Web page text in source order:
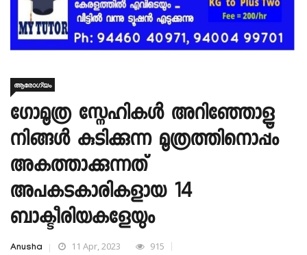
ആരോഗ്യം
ഗോമൂത്ര സ്നേഹികൾ അറിഞ്ഞോളൂ
നിങ്ങൾ കുടിക്കുന്ന മൂത്രത്തിനൊപ്പം
അകത്താക്കുന്നത്
അപകടകാരികളായ 14
ബാക്ടീരിയകളേയും
Anusha 11 Apr, 2023 915